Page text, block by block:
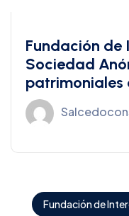
Fundación de
Sociedad
patrimoniales
Fundación de